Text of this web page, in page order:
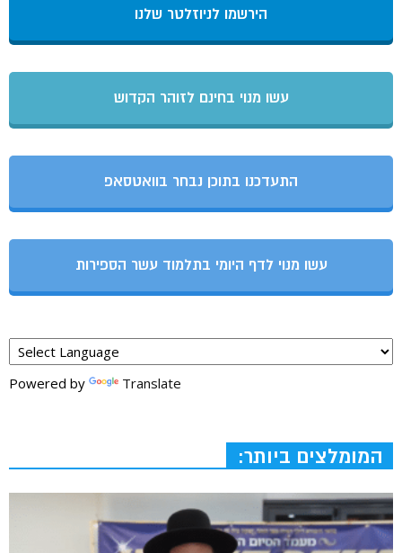
הירשמו לניוזלטר שלנו
עשו מנוי בחינם לזוהר הקדוש
התעדכנו בתוכן נבחר בוואטסאפ
עשו מנוי לדף היומי בתלמוד עשר הספירות
Powered by Translate
המומלצים ביותר: